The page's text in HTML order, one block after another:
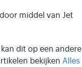
middel van Jet
dit op een andere
bekijken Alles